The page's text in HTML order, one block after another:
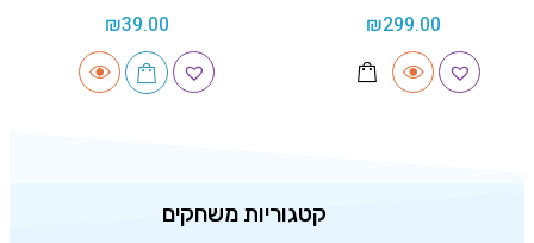
₪299.00
₪39.00
קטגוריות משחקים